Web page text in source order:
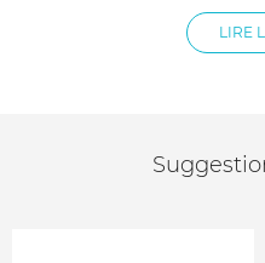
innovants qui dissipent
Conçu pour les enfants
LIRE